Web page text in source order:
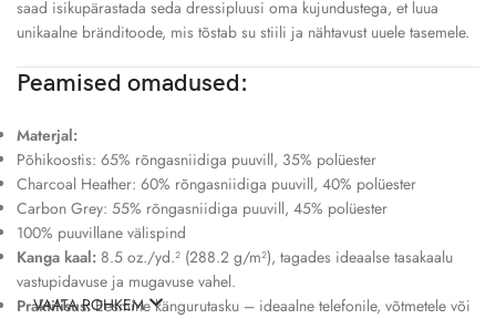
saad isikupärastada seda dressipluusi oma kujundustega, et luua
unikaalne bränditoode, mis tõstab su stiili ja nähtavust uuele tasemele.
Peamised omadused:
Materjal:
Põhikoostis: 65% rõngasniidiga puuvill, 35% polüester
Charcoal Heather: 60% rõngasniidiga puuvill, 40% polüester
Carbon Grey: 55% rõngasniidiga puuvill, 45% polüester
100% puuvillane välispind
Kanga kaal: 8.5 oz./yd.² (288.2 g/m²), tagades ideaalse tasakaalu
vastupidavuse ja mugavuse vahel.
Praktilisus:Eesmine kängurutasku – ideaalne telefonile, võtmetele või
VAATA ROHKEM